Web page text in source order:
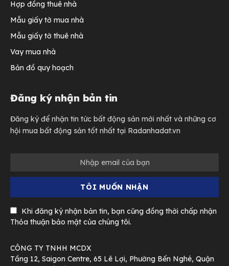
Hợp đồng thuê nhà
Mẫu giấy tờ mua nhà
Mẫu giấy tờ thuê nhà
Vay mua nhà
Bản đồ quy hoạch
Đăng ký nhận bản tin
Đăng ký để nhận tin tức bất động sản mới nhất và những cơ
hội mua bất động sản tốt nhất tại Radanhadat.vn
Khi đăng ký nhận bản tin, bạn cũng đồng thời chấp nhận
Thỏa thuận bảo mật của chúng tôi.
CÔNG TY TNHH MCDX
Tầng 12, Saigon Centre, 65 Lê Lợi, Phường Bến Nghé, Quận